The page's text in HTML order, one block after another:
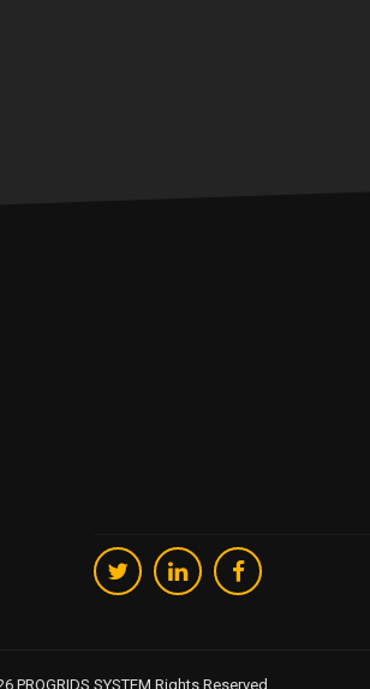
PROGRIDS SYSTEM Rights Reserved